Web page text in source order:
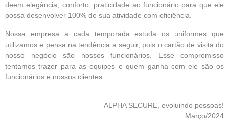
deem elegância, conforto, praticidade ao funcionário para que ele
possa desenvolver 100% de sua atividade com eficiência.
Nossa empresa a cada temporada estuda os uniformes que
utilizamos e pensa na tendência a seguir, pois o cartão de visita do
nosso negócio são nossos funcionários. Esse compromisso
tentamos trazer para as equipes e quem ganha com ele são os
funcionários e nossos clientes.
ALPHA SECURE, evoluindo pessoas!
Março/2024